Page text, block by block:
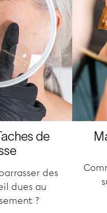
de
des
dues au
?